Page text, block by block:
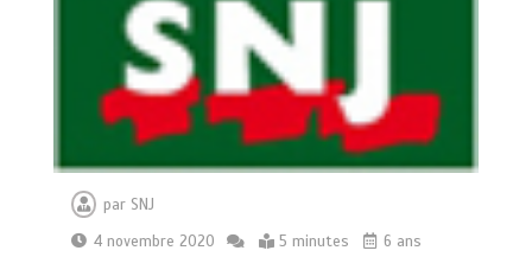
par SNJ
4 novembre 2020
5 minutes 6 ans